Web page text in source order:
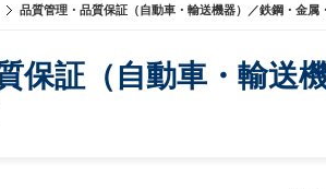
品質管理・品質保証（自動車・輸送機器）／鉄鋼・金
保証（自動車・輸送